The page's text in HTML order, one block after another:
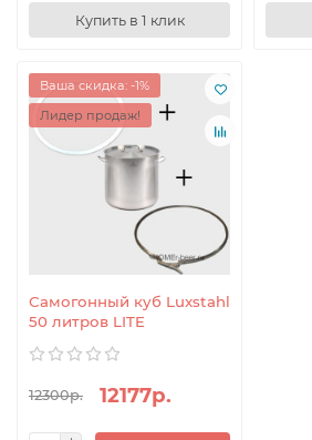
Купить в 1 клик
Ваша скидка: -1%
Лидер продаж!
Самогонный куб Luxstahl
50 литров LITE
12300р. 12177р.